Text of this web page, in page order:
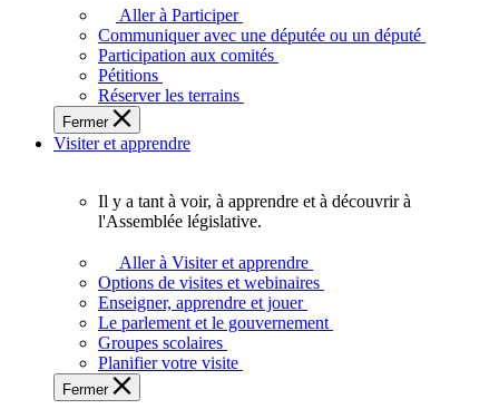
plein
potentiel,
l'Assemblée
a
besoin
de
Aller à Participer
Communiquer avec une députée ou un député
Participation aux comités
Pétitions
Réserver les terrains
Fermer
Visiter et apprendre
voir,
apprendre
et
à
Il y a tant à voir, à apprendre et à découvrir à
l'Assemblée législative.
Aller à Visiter et apprendre
Options de visites et webinaires
Enseigner, apprendre et jouer
Le parlement et le gouvernement
Groupes scolaires
Planifier votre visite
Fermer